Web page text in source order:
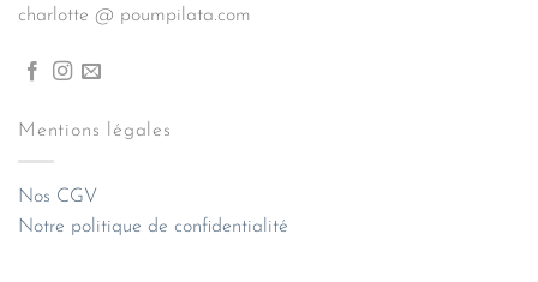
charlotte @ poumpilata.com
Mentions légales
Nos CGV
Notre politique de confidentialité